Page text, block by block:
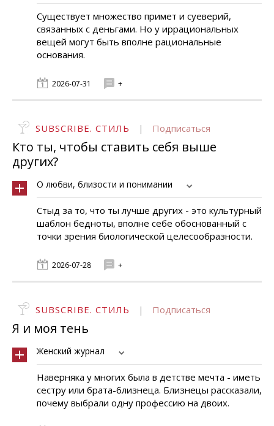
Существует множество примет и суеверий,
связанных с деньгами. Но у иррациональных
вещей могут быть вполне рациональные
основания.
2026-07-31 +
SUBSCRIBE. СТИЛЬ | Подписаться
Кто ты, чтобы ставить себя выше
других?
О любви, близости и понимании
Стыд за то, что ты лучше других - это культурный
шаблон бедноты, вполне себе обоснованный с
точки зрения биологической целесообразности.
2026-07-28 +
SUBSCRIBE. СТИЛЬ | Подписаться
Я и моя тень
Женский журнал
Наверняка у многих была в детстве мечта - иметь
сестру или брата-близнеца. Близнецы рассказали,
почему выбрали одну профессию на двоих.